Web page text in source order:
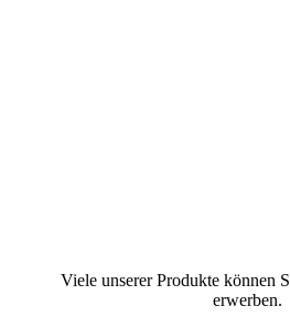
Viele unserer Produkte können
erwerben.